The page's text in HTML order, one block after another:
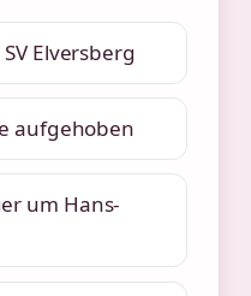
Elversberg
aufgehoben
um Hans-